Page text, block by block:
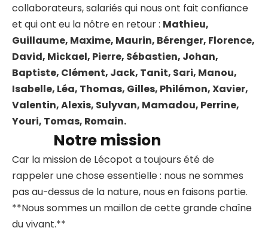
collaborateurs, salariés qui nous ont fait confiance
et qui ont eu la nôtre en retour : Mathieu,
Guillaume, Maxime, Maurin, Bérenger, Florence,
David, Mickael, Pierre, Sébastien, Johan,
Baptiste, Clément, Jack, Tanit, Sari, Manou,
Isabelle, Léa, Thomas, Gilles, Philémon, Xavier,
Valentin, Alexis, Sulyvan, Mamadou, Perrine,
Youri, Tomas, Romain.
Notre mission
Car la mission de Lécopot a toujours été de
rappeler une chose essentielle : nous ne sommes
pas au-dessus de la nature, nous en faisons partie.
**Nous sommes un maillon de cette grande chaîne
du vivant.**